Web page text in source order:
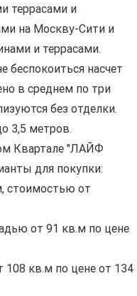
террасами и
на Москву-Сити и
и террасами.
насчет
в среднем по три
без отделки.
3,5 метров.
Квартале "ЛАЙФ
для покупки:
стоимостью от
от 91 кв.м по цене
кв.м по цене от 134